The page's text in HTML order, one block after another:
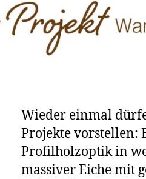
Wieder einmal
Projekte vorstellen:
Profilholzoptik in
massiver Eiche mit